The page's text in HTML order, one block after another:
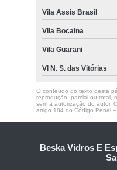
Vila Assis Brasil
Vila Bocaina
Vila Guarani
Vl N. S. das Vitórias
O conteúdo do texto desta
reprodução, parcial ou total,
sem a autorização do autor.
artigo 184 do Código Penal –
Beska Vidros E